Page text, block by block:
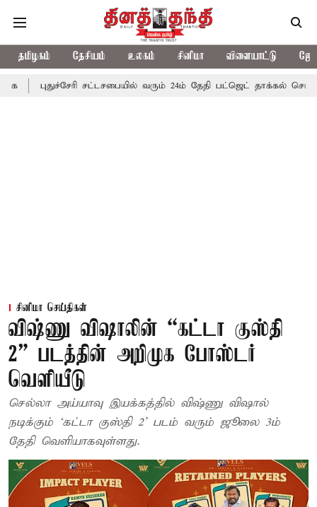
தமிழகம் தேசியம் உலகம் சினிமா விளையாட்டு
சட்டசபையில் வரும் 24ம் தேதி பட்ஜெட் தாக்கல் செய்கிறார் முதல்-
சினிமா செய்திகள்
விஷ்ணு விஷாலின் “கட்டா குஸ்தி
2” படத்தின் அறிமுக போஸ்டர்
வெளியீடு
செல்லா அய்யாவு இயக்கத்தில் விஷ்ணு விஷால்
நடிக்கும் ‘கட்டா குஸ்தி 2’ படம் வரும் ஜூலை 3ம்
தேதி வெளியாகவுள்ளது.